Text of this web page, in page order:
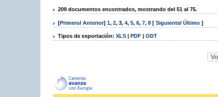
209 documentos encontrados, mostrando del 51 al 75.
[Primero/ Anterior] 1, 2, 3, 4, 5, 6, 7, 8 [ Siguiente/ Último ]
Tipos de exportación: XLS | PDF | ODT